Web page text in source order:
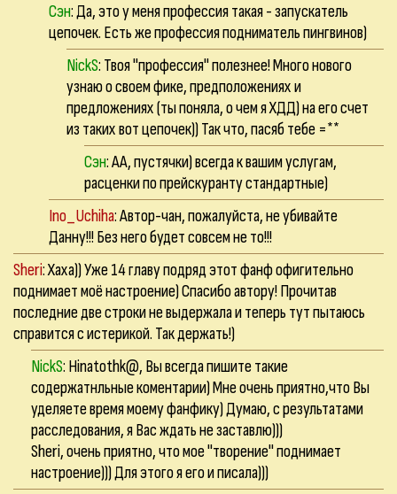
Сэн: Да, это у меня профессия такая - запускатель
цепочек. Есть же профессия подниматель пингвинов)
NickS: Твоя "профессия" полезнее! Много нового
узнаю о своем фике, предположениях и
предложениях (ты поняла, о чем я ХДД) на его счет
из таких вот цепочек)) Так что, пасяб тебе =**
Сэн: АА, пустячки) всегда к вашим услугам,
расценки по прейскуранту стандартные)
Ino_Uchiha: Автор-чан, пожалуйста, не убивайте
Данну!!! Без него будет совсем не то!!!
Sheri: Хаха)) Уже 14 главу подряд этот фанф офигительно
поднимает моё настроение) Спасибо автору! Прочитав
последние две строки не выдержала и теперь тут пытаюсь
справится с истерикой. Так держать!)
NickS: Hinatothk@, Вы всегда пишите такие
содержатнльные коментарии) Мне очень приятно,что Вы
уделяете время моему фанфику) Думаю, с результатами
расследования, я Вас ждать не заставлю)))
Sheri, очень приятно, что мое "творение" поднимает
настроение))) Для этого я его и писала)))